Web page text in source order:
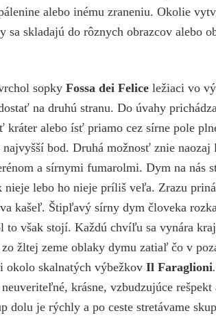
alebo inému zraneniu. Okolie
skladajú do rôznych obrazcov alebo
sopky Fossa dei Felice ležiaci vo
na druhú stranu. Do úvahy
kráter alebo ísť priamo cez sírne pole
bod. Druhá možnosť znie naozaj
a sírnymi fumarolmi. Dym na nás
nieje lebo ho nieje príliš veľa. Zrazu
kašeľ. Štipľavý sírny dym človeka
to však stojí. Každú chvíľu sa vynára
žltej zeme oblaky dymu zatiaľ čo v
okolo skalnatých výbežkov Il Faraglioni.
krásne, vzbudzujúce
dolu je rýchly a po ceste stretávame